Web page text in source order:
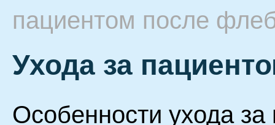
пациентом после
Ухода за
Особенности ухода